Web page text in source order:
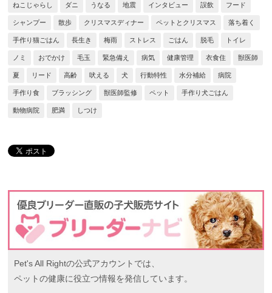
ねこじゃらし ダニ うなる 地震 インタビュー 誤飲 フード
シャンプー 散歩 クリスマスディナー ペットとクリスマス 落ち着く
手作り猫ごはん 長生き 梅雨 ストレス ごはん 脱毛 トイレ
ノミ おでかけ 毛玉 緊急備え 病気 健康管理 衣食住 獣医師
夏 リード 高齢 吠える 犬 行動特性 水分補給 病院
手作り食 ブラッシング 獣医師監修 ペット 手作り犬ごはん
動物病院 肥満 しつけ
Pet's All Rightの公式アカウントでは、
ペットの健康に役立つ情報を発信しています。